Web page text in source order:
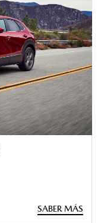
SABER MÁS